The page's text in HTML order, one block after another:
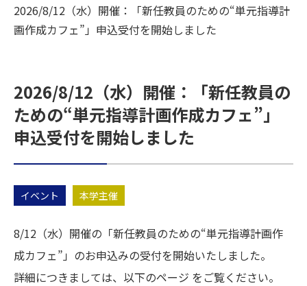
2026/8/12（水）開催：「新任教員のための“単元指導計
画作成カフェ”」申込受付を開始しました
2026/8/12（水）開催：「新任教員の
ための“単元指導計画作成カフェ”」
申込受付を開始しました
イベント 本学主催
8/12（水）開催の「新任教員のための“単元指導計画作
成カフェ”」のお申込みの受付を開始いたしました。
詳細につきましては、以下のページ をご覧ください。